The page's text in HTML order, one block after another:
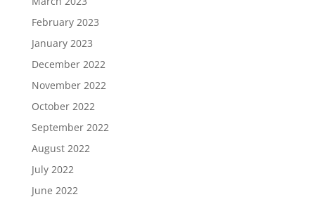
February 2023
January 2023
December 2022
November 2022
October 2022
September 2022
August 2022
July 2022
June 2022